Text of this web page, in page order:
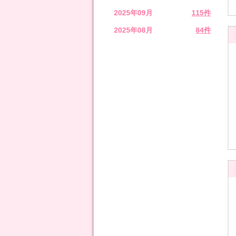
2025年09月 115件
2025年08月 84件